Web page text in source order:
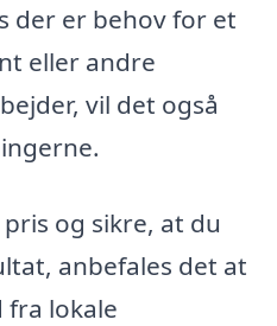
der er behov for et
eller andre
vil det også
og sikre, at du
anbefales det at
lokale